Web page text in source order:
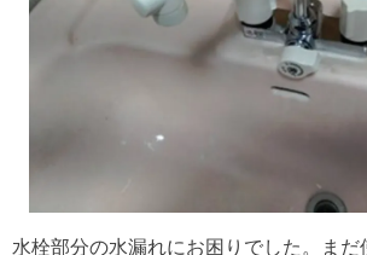
水栓部分の水漏れにお困りでした。まだ